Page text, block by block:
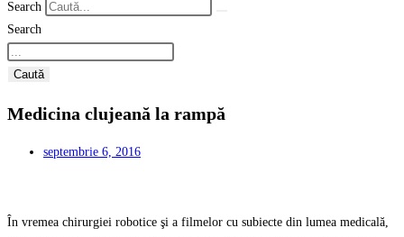
Search
Search
Caută
Medicina clujeană la rampă
septembrie 6, 2016
În vremea chirurgiei robotice şi a filmelor cu subiecte din lumea medicală,